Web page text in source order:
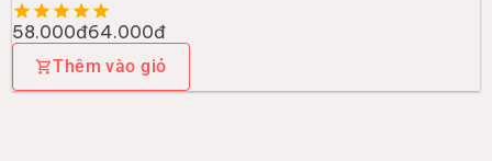
58.000đ64.000đ
Thêm vào giỏ